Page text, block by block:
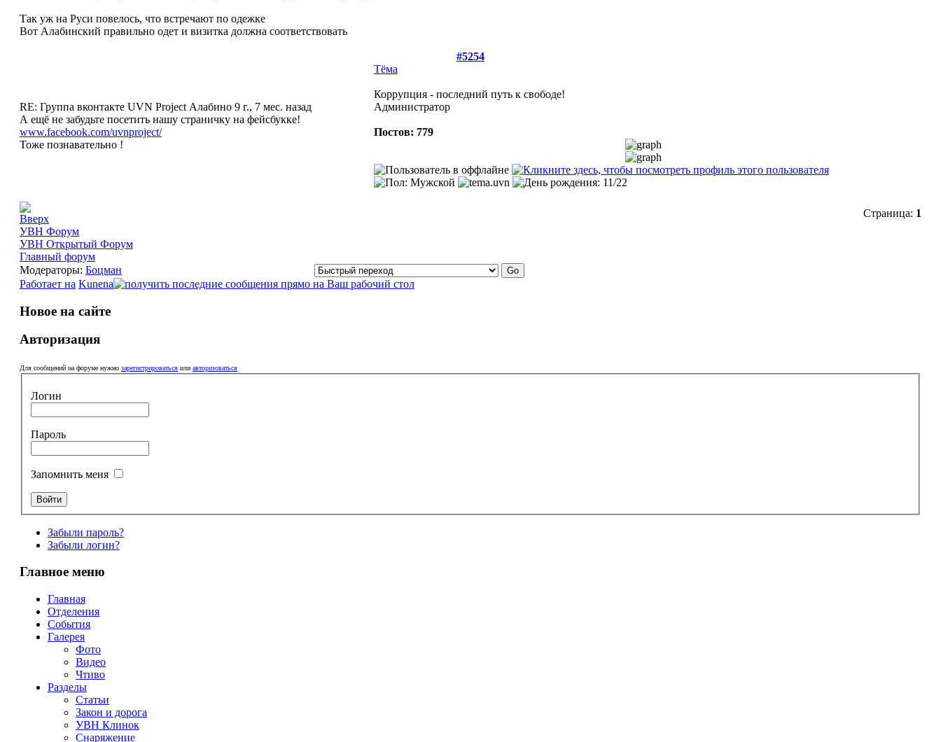
Так уж на Руси повелось, что встречают по одежке
Вот Алабинский правильно одет и визитка должна соответствовать
#5254
RE: Группа вконтакте UVN Project Алабино 9 г., 7 мес. назад
А ещё не забудьте посетить нашу страничку на фейсбукке!
www.facebook.com/uvnproject/
Тоже познавательно !
Тёма
Коррупция - последний путь к свободе!
Администратор
Постов: 779
Страница: 1
УВН Форум
УВН Открытый Форум
Главный форум
Модераторы: Боцман
Работает на Kunena
Новое на сайте
Авторизация
Для сообщений на форуме нужно зарегистрироватьсяили авторизоваться
Логин
Пароль
Запомнить меня
Забыли пароль?
Забыли логин?
Главное меню
Главная
Отделения
События
Галерея
Фото
Видео
Чтиво
Разделы
Статьи
Закон и дорога
УВН Клинок
Снаряжение